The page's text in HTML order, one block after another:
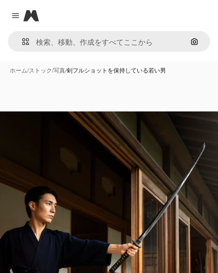
Close menu
Magnific
画像で
ホーム/ストック/写真/剣フルショットを保持している若い男